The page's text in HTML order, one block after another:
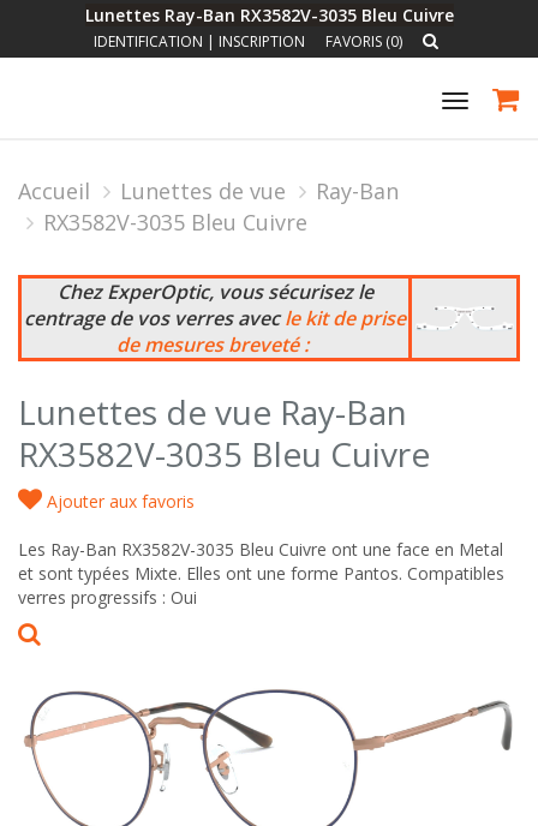
Lunettes Ray-Ban RX3582V-3035 Bleu Cuivre
IDENTIFICATION | INSCRIPTION FAVORIS (0)
Toggle
Accueil Lunettes de vue
Ray-Ban
RX3582V-3035 Bleu Cuivre
Chez ExperOptic, vous sécurisez le
centrage de vos verres avecle kit de prise
de mesures breveté :
Lunettes de vue Ray-Ban
RX3582V-3035 Bleu Cuivre
Ajouter aux favoris
Les Ray-Ban RX3582V-3035 Bleu Cuivre ont une face en Metal
et sont typées Mixte. Elles ont une forme Pantos. Compatibles
verres progressifs : Oui